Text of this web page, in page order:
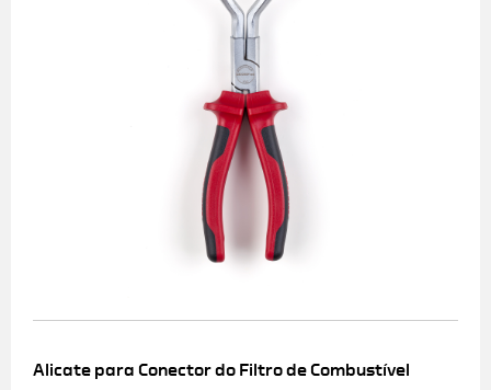
Alicate para Conector do Filtro de Combustível